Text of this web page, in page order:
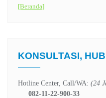
[Beranda]
KONSULTASI,
Hotline Center, Call/WA: (24
082-11-22-900-33